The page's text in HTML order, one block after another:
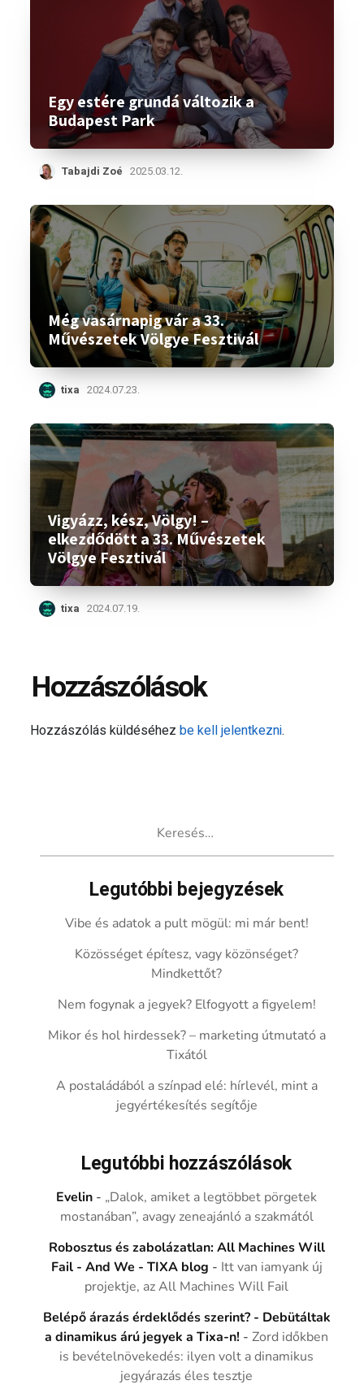
Egy estére grundá változik a
Budapest Park
Tabajdi Zoé 2025.03.12.
Még vasárnapig vár a 33.
Művészetek Völgye Fesztivál
tixa 2024.07.23.
Vigyázz, kész, Völgy! –
elkezdődött a 33. Művészetek
Völgye Fesztivál
tixa 2024.07.19.
Hozzászólások
Hozzászólás küldéséhezbe kell jelentkezni.
Legutóbbi bejegyzések
Vibe és adatok a pult mögül: mi már bent!
Közösséget építesz, vagy közönséget?
Mindkettőt?
Nem fogynak a jegyek? Elfogyott a figyelem!
Mikor és hol hirdessek? – marketing útmutató a
Tixától
A postaládából a színpad elé: hírlevél, mint a
jegyértékesítés segítője
Legutóbbi hozzászólások
Evelin - „Dalok, amiket a legtöbbet pörgetek
mostanában”, avagy zeneajánló a szakmától
Robosztus és zabolázatlan: All Machines Will
Fail - And We - TIXA blog - Itt van iamyank új
projektje, az All Machines Will Fail
Belépő árazás érdeklődés szerint? - Debütáltak
a dinamikus árú jegyek a Tixa-n! -Zord időkben
is bevételnövekedés: ilyen volt a dinamikus
jegyárazás éles tesztje